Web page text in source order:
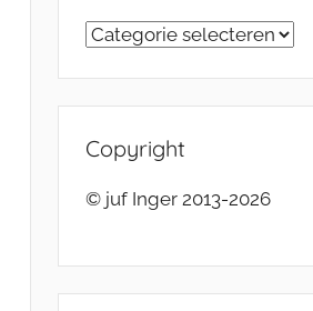
Categorieën
Copyright
© juf Inger 2013-2026